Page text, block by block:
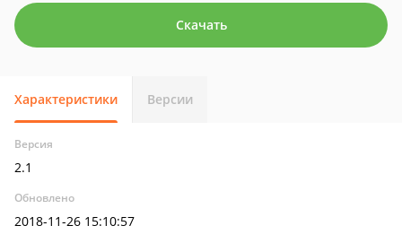
Скачать
Характеристики Версии
Версия
2.1
Обновлено
2018-11-26 15:10:57